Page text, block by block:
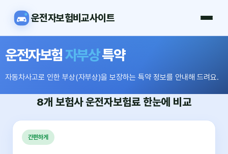
운전자보험비교사이트
운전자보험자부상특약
자동차사고로 인한 부상(자부상)을 보장하는 특약 정보를 안내해 드려요.
8개 보험사운전자보험료 한눈에 비교
간편하게